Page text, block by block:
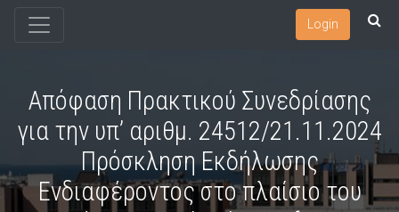
Login
Απόφαση Πρακτικού Συνεδρίασης
για την υπ’ αριθμ. 24512/21.11.2024
Πρόσκληση Εκδήλωσης
Ενδιαφέροντος στο πλαίσιο του